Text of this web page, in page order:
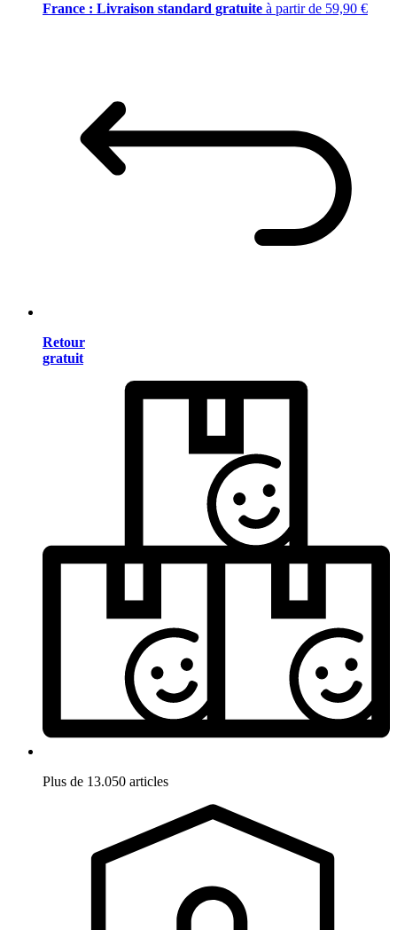
France : Livraison standard gratuite à partir de 59,90 €
Retour
gratuit
Plus de 13.050 articles